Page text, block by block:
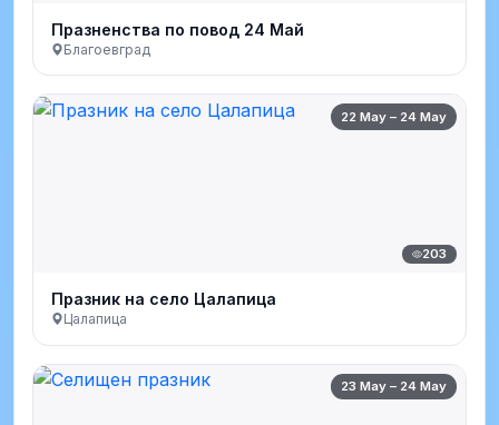
Празненства по повод 24 Май
Благоевград
22 May – 24 May
203
Празник на село Цалапица
Цалапица
23 May – 24 May